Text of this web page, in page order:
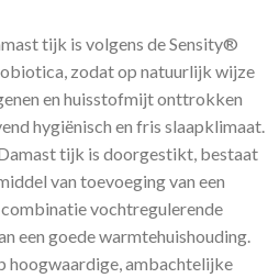
tijk is volgens de Sensity®
zodat op natuurlijk wijze
en huisstofmijt onttrokken
hygiënisch en fris slaapklimaat.
tijk is doorgestikt, bestaat
van toevoeging van een
vochtregulerende
een goede warmtehuishouding.
hoogwaardige, ambachtelijke